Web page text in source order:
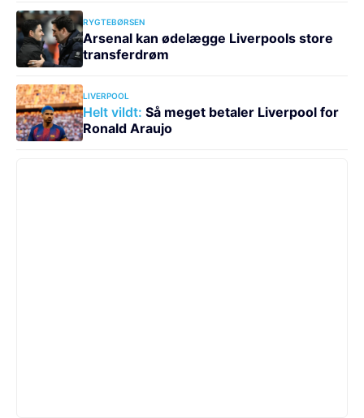
RYGTEBØRSEN
Arsenal kan ødelægge Liverpools store
transferdrøm
LIVERPOOL
Helt vildt: Så meget betaler Liverpool for
Ronald Araujo